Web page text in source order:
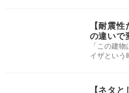
【耐震
の違いで
「この建
イザという
【ネタ